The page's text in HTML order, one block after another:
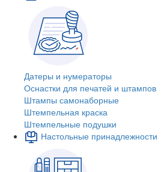
Датеры и нумераторы
Оснастки для печатей и штампов
Штампы самонаборные
Штемпельная краска
Штемпельные подушки
Настольные принадлежности